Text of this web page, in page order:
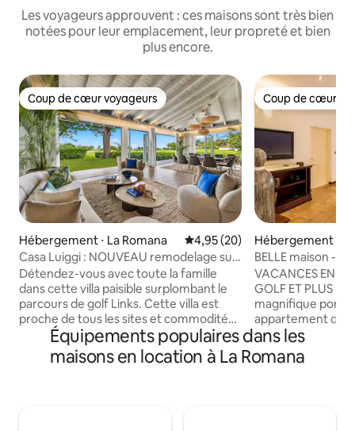
Les voyageurs approuvent : ces maisons sont très bien
notées pour leur emplacement, leur propreté et bien
plus encore.
Coup de cœur voyageurs
Coup de cœur voyageurs
Hébergement ⋅ La Romana Évaluation moyenne sur la
4,95 (20)
Casa Luiggi : NOUVEAU remodelage sur
The Links !
Détendez-vous avec toute la famille
dans cette villa paisible surplombant le
parcours de golf Links. Cette villa est
proche de tous les sites et commodités,
ce qui facilite la planification de votre
visite. Super proche de l'hôtel et de la
plage de Minitas dans la station balnéaire
Coup de cœur
Coup de cœur
Hébergement ⋅
BELLE maison -
3 CHAMBRES
VACANCES EN
GOLF ET PLUS
magnifique port
appartement de
une cuisine
espaces de vie et
repas et 3
Équipements populaires dans les
maisons en location à La Romana